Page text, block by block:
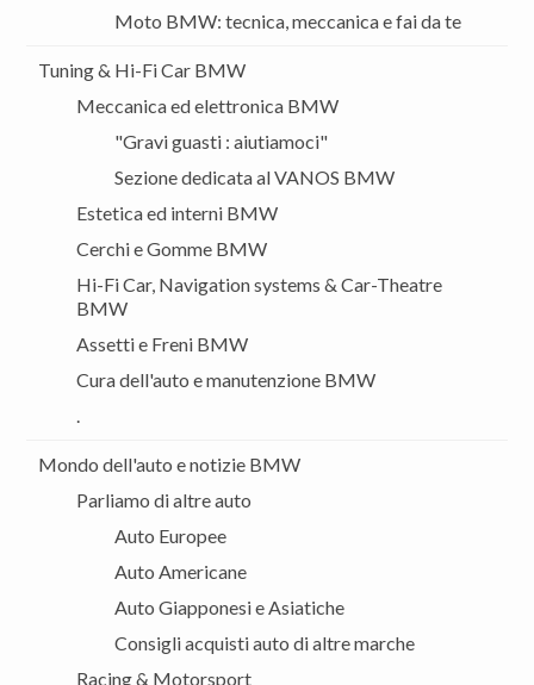
Moto BMW: tecnica, meccanica e fai da te
Tuning & Hi-Fi Car BMW
Meccanica ed elettronica BMW
"Gravi guasti : aiutiamoci"
Sezione dedicata al VANOS BMW
Estetica ed interni BMW
Cerchi e Gomme BMW
Hi-Fi Car, Navigation systems & Car-Theatre
BMW
Assetti e Freni BMW
Cura dell'auto e manutenzione BMW
.
Mondo dell'auto e notizie BMW
Parliamo di altre auto
Auto Europee
Auto Americane
Auto Giapponesi e Asiatiche
Consigli acquisti auto di altre marche
Racing & Motorsport